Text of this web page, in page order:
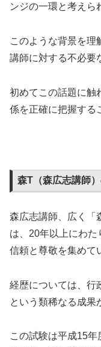
ンジの一環と考えら
このような背景を理
講師に対する不必要
初めてこの話題に触
係を正確に把握する
森T（森広志講師
森広志講師、広く「
は、20年以上にわ
信頼と尊敬を集めて
経歴については、行
という類稀なる成果
この試験は平成15